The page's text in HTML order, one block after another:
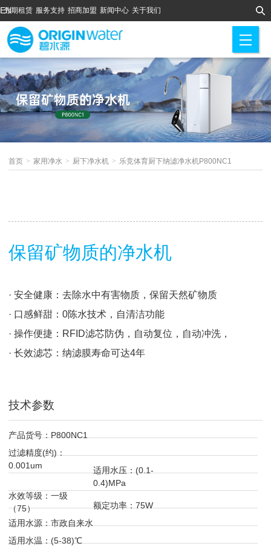
EN
分期租赁 服务支持 招商加盟 新闻中心 关于我们
首页 > 家用净水 > 厨下净水机 > 乐竞体育厨下纳滤净水机P800NC1
保留矿物质的净水机
· 安全健康：去除水中有害物质，保留天然矿物质
· 口感鲜甜：0陈水技术，自清洁功能
· 操作便捷：RFID滤芯防伪，自动复位，自动冲洗，
· 长效滤芯：纳滤膜寿命可达4年
技术参数
产品货号：P800NC1
过滤精度(约)：
0.001um
适用水压：(0.1-
0.4)MPa
水效等级：一级
（75）
额定功率：75W
适用水源：市政自来水
适用水温：(5-38)℃